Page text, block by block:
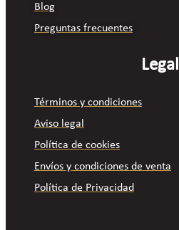
Blog
Preguntas frecuentes
Legal
Términos y condiciones
Aviso legal
Política de cookies
Envíos y condiciones de venta
Política de Privacidad